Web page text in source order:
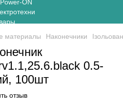
материалы Наконечники
0.5-
100шт
отзыв